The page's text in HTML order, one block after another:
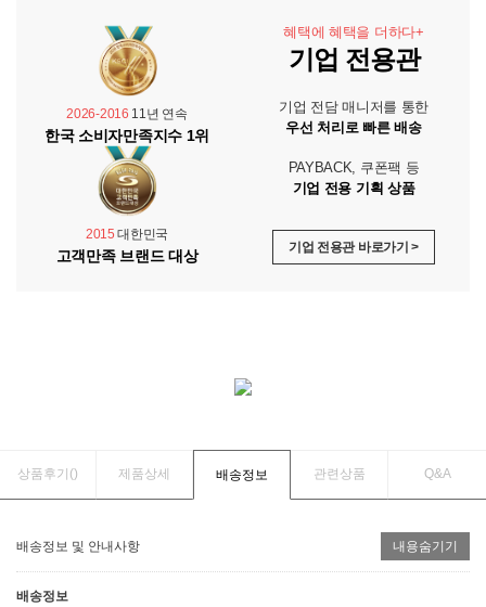
2026-2016 11년 연속
한국 소비자만족지수 1위
2015 대한민국
고객만족 브랜드 대상
혜택에 혜택을 더하다+
기업 전용관
기업 전담 매니저를 통한
우선 처리로 빠른 배송
PAYBACK, 쿠폰팩 등
기업 전용 기획 상품
기업 전용관 바로가기 >
상품후기() 제품상세 배송정보 관련상품 Q&A
배송정보 및 안내사항 내용숨기기
배송정보